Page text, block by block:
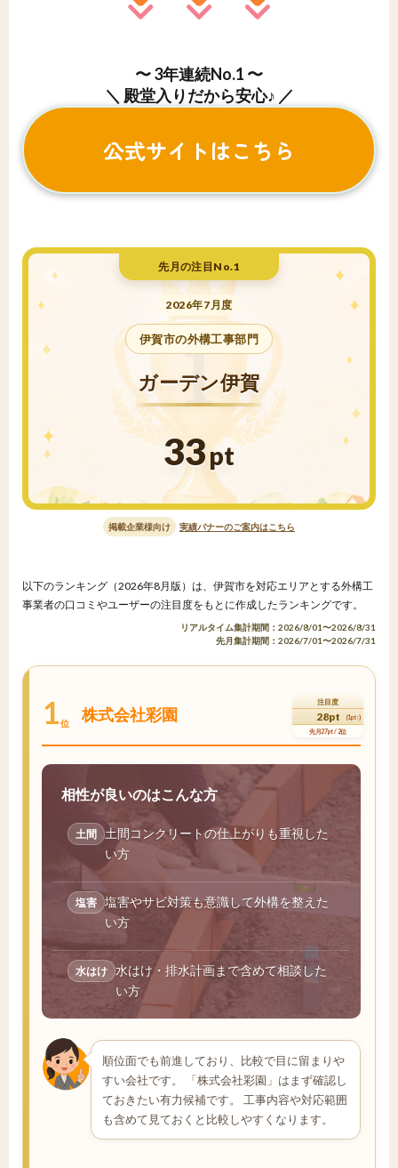
〜 3年連続No.1 〜
＼ 殿堂入りだから安心♪ ／
公式サイトはこちら
先月の注目No.1
2026年7月度
伊賀市の外構工事部門
ガーデン伊賀
33pt
掲載企業様向け 実績バナーのご案内はこちら
以下のランキング（2026年8月版）は、伊賀市を対応エリアとする外構工
事業者の口コミやユーザーの注目度をもとに作成したランキングです。
リアルタイム集計期間：2026/8/01〜2026/8/31
先月集計期間：2026/7/01〜2026/7/31
1位 株式会社彩園
注目度
28pt (1pt↑)
先月27pt / 2位
相性が良いのはこんな方
土間
土間コンクリートの仕上がりも重視した
い方
塩害 塩害やサビ対策も意識して外構を整えた
い方
水はけ 水はけ・排水計画まで含めて相談した
い方
順位面でも前進しており、比較で目に留まりや
すい会社です。 「株式会社彩園」はまず確認し
ておきたい有力候補です。 工事内容や対応範囲
も含めて見ておくと比較しやすくなります。